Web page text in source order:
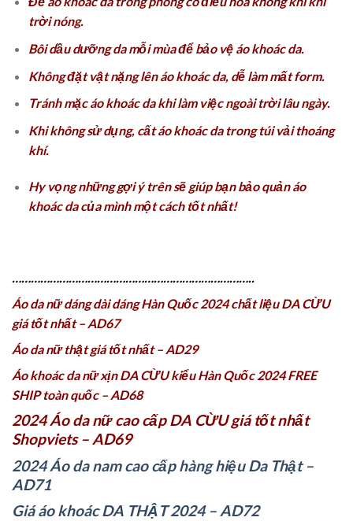
trời nóng.
Bôi dầu dưỡng da mỗi mùa để bảo vệ áo khoác da.
Không đặt vật nặng lên áo khoác da, dễ làm mất form.
Tránh mặc áo khoác da khi làm việc ngoài trời lâu ngày.
Khi không sử dụng, cất áo khoác da trong túi vải thoáng
khí.
Hy vọng những gợi ý trên sẽ giúp bạn bảo quản áo
khoác da của mình một cách tốt nhất!
…………………………………………………………………..
Áo da nữ dáng dài dáng Hàn Quốc 2024 chất liệu DA CỪU
giá tốt nhất – AD67
Áo da nữ thật giá tốt nhất – AD29
Áo khoác da nữ xịn DA CỪU kiểu Hàn Quốc 2024 FREE
SHIP toàn quốc – AD68
2024 Áo da nữ cao cấp DA CỪU giá tốt nhất
Shopviets – AD69
2024 Áo da nam cao cấp hàng hiệu Da Thật –
AD71
Giá áo khoác DA THẬT 2024 – AD72